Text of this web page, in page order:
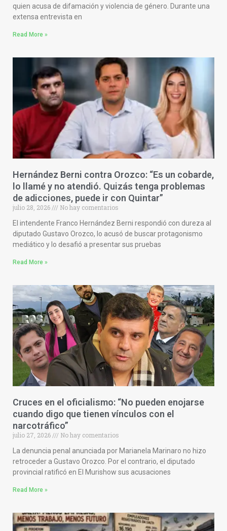
quien acusa de difamación y violencia de género. Durante una
extensa entrevista en
Read More »
Hernández Berni contra Orozco: “Es un cobarde,
lo llamé y no atendió. Quizás tenga problemas
de adicciones, puede ir con Quintar”
julio 28, 2026
No hay comentarios
El intendente Franco Hernández Berni respondió con dureza al
diputado Gustavo Orozco, lo acusó de buscar protagonismo
mediático y lo desafió a presentar sus pruebas
Read More »
Cruces en el oficialismo: “No pueden enojarse
cuando digo que tienen vínculos con el
narcotráfico”
julio 27, 2026
No hay comentarios
La denuncia penal anunciada por Marianela Marinaro no hizo
retroceder a Gustavo Orozco. Por el contrario, el diputado
provincial ratificó en El Murishow sus acusaciones
Read More »